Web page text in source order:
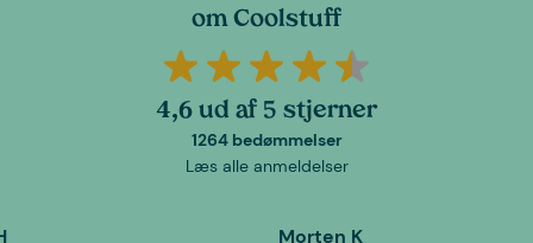
om Coolstuff
4,6 ud af 5 stjerner
1264 bedømmelser
Læs alle anmeldelser
Morten K